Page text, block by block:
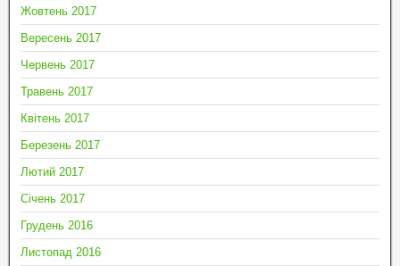
Жовтень 2017
Вересень 2017
Червень 2017
Травень 2017
Квітень 2017
Березень 2017
Лютий 2017
Січень 2017
Грудень 2016
Листопад 2016